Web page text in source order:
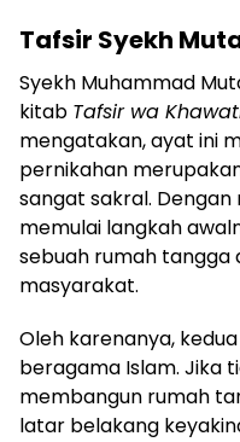
Tafsir Syekh
Syekh Muhammad
kitab Tafsir wa
mengatakan, ayat ini
pernikahan
sangat sakral.
memulai langkah
sebuah rumah tangga
masyarakat.
Oleh karenanya,
beragama Islam. Jika
membangun rumah
latar belakang